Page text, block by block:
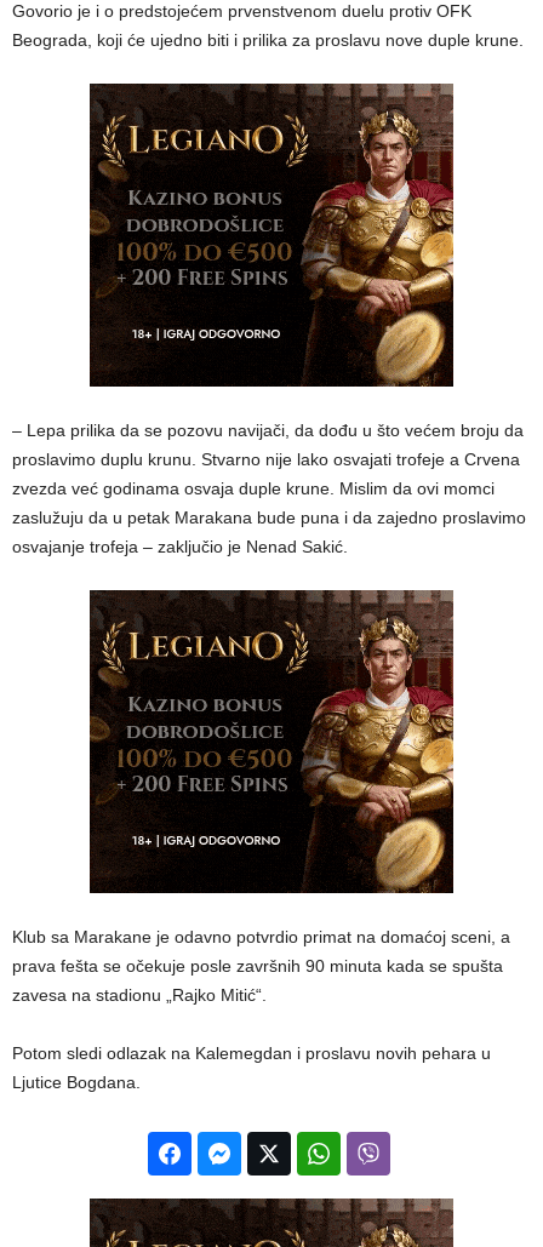
Govorio je i o predstojećem prvenstvenom duelu protiv OFK
Beograda, koji će ujedno biti i prilika za proslavu nove duple krune.
– Lepa prilika da se pozovu navijači, da dođu u što većem broju da
proslavimo duplu krunu. Stvarno nije lako osvajati trofeje a Crvena
zvezda već godinama osvaja duple krune. Mislim da ovi momci
zaslužuju da u petak Marakana bude puna i da zajedno proslavimo
osvajanje trofeja – zaključio je Nenad Sakić.
Klub sa Marakane je odavno potvrdio primat na domaćoj sceni, a
prava fešta se očekuje posle završnih 90 minuta kada se spušta
zavesa na stadionu „Rajko Mitić“.
Potom sledi odlazak na Kalemegdan i proslavu novih pehara u
Ljutice Bogdana.